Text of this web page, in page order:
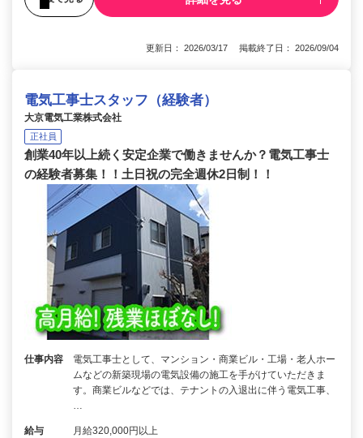
更新日： 2026/03/17 掲載終了日： 2026/09/04
電気工事士スタッフ（経験者）
大京電気工業株式会社
正社員
創業40年以上続く安定企業で働きませんか？電気工事士
の経験者募集！！土日祝の完全週休2日制！！
仕事内容
電気工事士として、マンション・商業ビル・工場・老人ホー
ムなどの新築現場の電気設備の施工を手がけていただきま
す。商業ビルなどでは、テナントの入退出に伴う電気工事、
…
給与 月給320,000円以上